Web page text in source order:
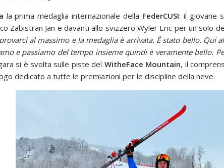
la prima medaglia internazionale della FederCUSI: il giovane
Zabistran Jan e davanti allo svizzero Wyler Eric per un solo
al massimo e la medaglia è arrivata. È stato bello. Qui
e passiamo del tempo insieme quindi è veramente bello.
si è svolta sulle piste del WitheFace Mountain, il
dedicato a tutte le premiazioni per le discipline della neve.